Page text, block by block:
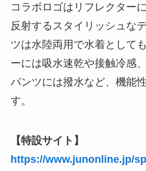
コラボロゴはリフレクター
反射するスタイリッシュな
ツは水陸両用で水着として
ーには吸水速乾や接触冷感
パンツには撥水など、機能
す。
【特設サイト】
https://www.junonline.jp/